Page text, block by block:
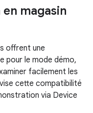
magasin
offrent une
pour le mode démo,
facilement les
cette compatibilité
via Device